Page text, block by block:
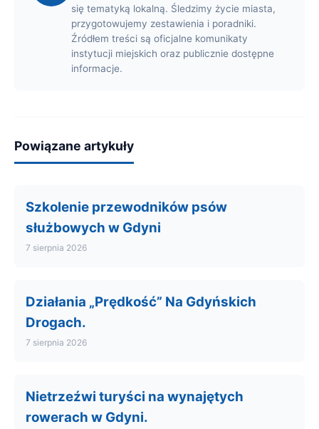
się tematyką lokalną. Śledzimy życie miasta,
przygotowujemy zestawienia i poradniki.
Źródłem treści są oficjalne komunikaty
instytucji miejskich oraz publicznie dostępne
informacje.
Powiązane artykuły
Szkolenie przewodników psów
służbowych w Gdyni
7 sierpnia 2026
Działania „Prędkość” Na Gdyńskich
Drogach.
7 sierpnia 2026
Nietrzeźwi turyści na wynajętych
rowerach w Gdyni.